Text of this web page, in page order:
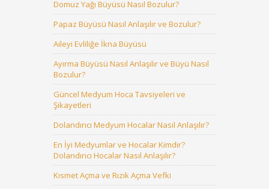
Domuz Yağı Büyüsü Nasıl Bozulur?
Papaz Büyüsü Nasıl Anlaşılır ve Bozulur?
Aileyi Evliliğe İkna Büyüsü
Ayırma Büyüsü Nasıl Anlaşılır ve Büyü Nasıl
Bozulur?
Güncel Medyum Hoca Tavsiyeleri ve
Şikayetleri
Dolandırıcı Medyum Hocalar Nasıl Anlaşılır?
En İyi Medyumlar ve Hocalar Kimdir?
Dolandırıcı Hocalar Nasıl Anlaşılır?
Kısmet Açma ve Rızık Açma Vefki